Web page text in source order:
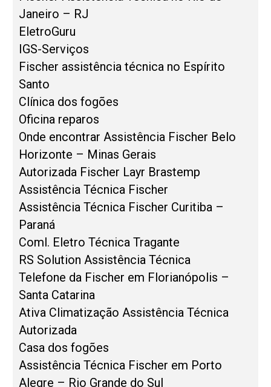
Janeiro – RJ
EletroGuru
IGS-Serviços
Fischer assistência técnica no Espírito
Santo
Clínica dos fogões
Oficina reparos
Onde encontrar Assistência Fischer Belo
Horizonte – Minas Gerais
Autorizada Fischer Layr Brastemp
Assistência Técnica Fischer
Assistência Técnica Fischer Curitiba –
Paraná
Coml. Eletro Técnica Tragante
RS Solution Assistência Técnica
Telefone da Fischer em Florianópolis –
Santa Catarina
Ativa Climatização Assistência Técnica
Autorizada
Casa dos fogões
Assistência Técnica Fischer em Porto
Alegre – Rio Grande do Sul